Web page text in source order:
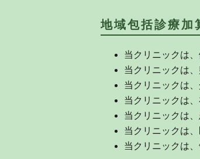
地域包括診療加
当クリニックは
当クリニックは
当クリニックは
当クリニックは
当クリニックは
当クリニックは
当クリニックは